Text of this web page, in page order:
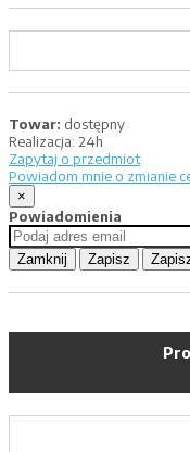
Towar: dostępny
Realizacja: 24h
Zapytaj o przedmiot
Powiadom mnie o zmianie
×
Powiadomienia
Zamknij Zapisz